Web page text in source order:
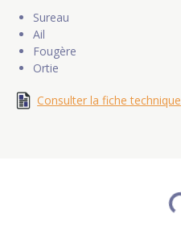
Sureau
Ail
Fougère
Ortie
Consulter la fiche technique